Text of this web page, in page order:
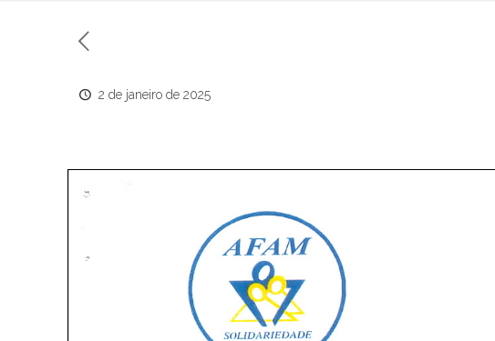
2 de janeiro de 2025